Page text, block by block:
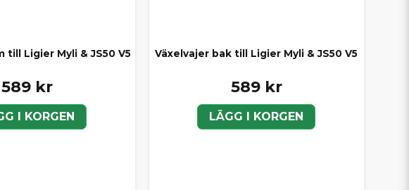
till Ligier Myli & JS50 V5
589 kr
I KORGEN
Växelvajer bak till Ligier Myli & JS50 V5
589 kr
LÄGG I KORGEN